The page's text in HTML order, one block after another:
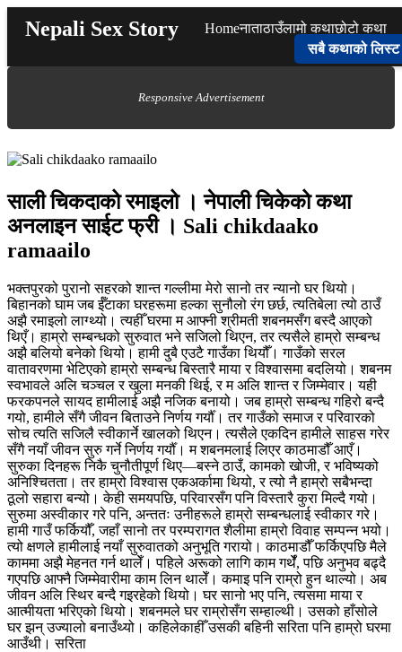
Nepali Sex Story Homeनाताठाउँलामो कथाछोटो कथा
सबै कथाको लिस्ट
Responsive Advertisement
साली चिकदाको रमाइलो । नेपाली चिकेको कथा
अनलाइन साईट फ्री । Sali chikdaako
ramaailo
भक्तपुरको पुरानो सहरको शान्त गल्लीमा मेरो सानो तर न्यानो घर थियो।
बिहानको घाम जब ईँटाका घरहरूमा हल्का सुनौलो रंग छर्छ, त्यतिबेला त्यो ठाउँ
अझै रमाइलो लाग्थ्यो। त्यहीँ घरमा म आफ्नी श्रीमती शबनमसँग बस्दै आएको
थिएँ। हाम्रो सम्बन्धको सुरुवात भने सजिलो थिएन, तर त्यसैले हाम्रो सम्बन्ध
अझै बलियो बनेको थियो। हामी दुबै एउटै गाउँका थियौँ। गाउँको सरल
वातावरणमा भेटिएको हाम्रो सम्बन्ध बिस्तारै माया र विश्वासमा बदलियो। शबनम
स्वभावले अलि चञ्चल र खुला मनकी थिई, र म अलि शान्त र जिम्मेवार। यही
फरकपनले सायद हामीलाई अझै नजिक बनायो। जब हाम्रो सम्बन्ध गहिरो बन्दै
गयो, हामीले सँगै जीवन बिताउने निर्णय गर्यौँ। तर गाउँको समाज र परिवारको
सोच त्यति सजिलै स्वीकार्ने खालको थिएन। त्यसैले एकदिन हामीले साहस गरेर
सँगै नयाँ जीवन सुरु गर्ने निर्णय गर्यौँ। म शबनमलाई लिएर काठमाडौँ आएँ।
सुरुका दिनहरू निकै चुनौतीपूर्ण थिए—बस्ने ठाउँ, कामको खोजी, र भविष्यको
अनिश्चितता। तर हाम्रो विश्वास एकअर्कामा थियो, र त्यो नै हाम्रो सबैभन्दा
ठूलो सहारा बन्यो। केही समयपछि, परिवारसँग पनि विस्तारै कुरा मिल्दै गयो।
सुरुमा अस्वीकार गरे पनि, अन्ततः उनीहरूले हाम्रो सम्बन्धलाई स्वीकार गरे।
हामी गाउँ फर्कियौँ, जहाँ सानो तर परम्परागत शैलीमा हाम्रो विवाह सम्पन्न भयो।
त्यो क्षणले हामीलाई नयाँ सुरुवातको अनुभूति गरायो। काठमाडौँ फर्किएपछि मैले
काममा अझै मेहनत गर्न थालेँ। पहिले अरूको लागि काम गर्थेँ, पछि अनुभव बढ्दै
गएपछि आफ्नै जिम्मेवारीमा काम लिन थालेँ। कमाइ पनि राम्रो हुन थाल्यो। अब
जीवन अलि स्थिर बन्दै गइरहेको थियो। घर सानो भए पनि, त्यसमा माया र
आत्मीयता भरिएको थियो। शबनमले घर राम्रोसँग सम्हाल्थी। उसको हाँसोले
घर झन् उज्यालो बनाउँथ्यो। कहिलेकाहीँ उसकी बहिनी सरिता पनि हाम्रो घरमा
आउँथी। सरिता